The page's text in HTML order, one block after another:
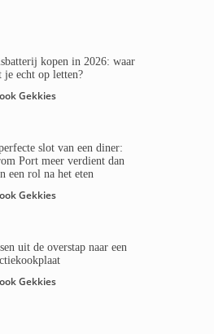
kopen in 2026: waar
je echt op letten?
Gekkies
slot van een diner:
Port meer verdient dan
een rol na het eten
Gekkies
uit de overstap naar een
Gekkies